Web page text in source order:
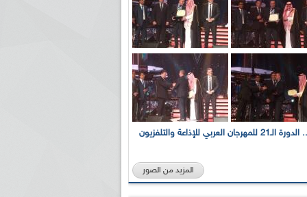
بالصور... الدورة الـ21 للمهرجان العربي للإذاعة والتلفزيون
المزيد من الصور